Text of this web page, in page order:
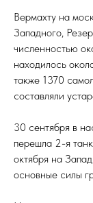
Вермахту на
Западного,
численностью
находилось
также 1370
составляли
30 сентября в
перешла 2-я
октября на
основные силы